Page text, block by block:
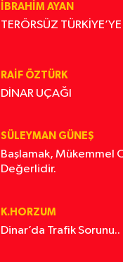
İBRAHİM AYAN
TERÖRSÜZ
RAİF ÖZTÜRK
DİNAR UÇAĞI
SÜLEYMAN GÜNEŞ
Başlamak, Mükemmel
Değerlidir.
K.HORZUM
Dinar’da Trafik Sorunu..